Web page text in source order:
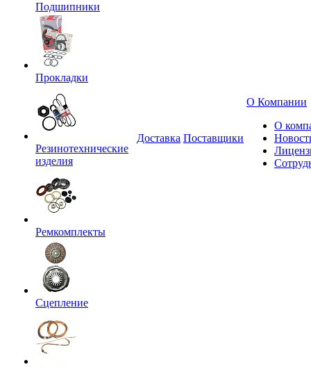
Подшипники
Прокладки
Резинотехнические
изделия
Ремкомплекты
Сцепление
Доставка Поставщики
О Компании
О